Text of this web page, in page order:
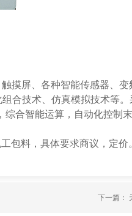
屏、各种智能传感器、变
合技术、仿真模拟技术等
合智能运算，自动化控制
料，具体要求商议，定价
下一篇：